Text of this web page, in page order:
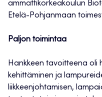
ammattikorkeakoulun
Etelä-Pohjanmaan
Paljon toimintaa
Hankkeen tavoitteena oli
kehittäminen ja
liikkeenjohtamisen,